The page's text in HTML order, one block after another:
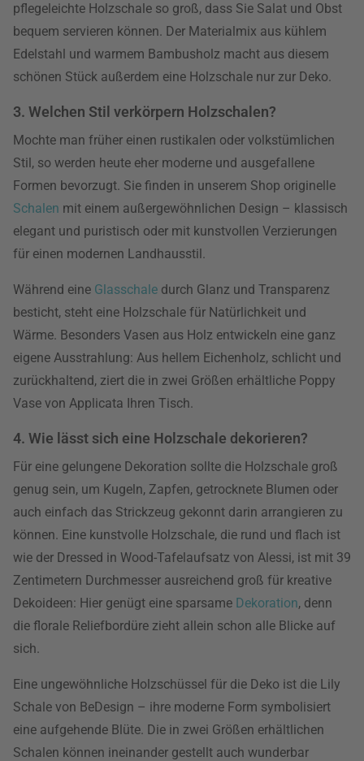
pflegeleichte Holzschale so groß, dass Sie Salat und Obst
bequem servieren können. Der Materialmix aus kühlem
Edelstahl und warmem Bambusholz macht aus diesem
schönen Stück außerdem eine Holzschale nur zur Deko.
3. Welchen Stil verkörpern Holzschalen?
Mochte man früher einen rustikalen oder volkstümlichen
Stil, so werden heute eher moderne und ausgefallene
Formen bevorzugt. Sie finden in unserem Shop originelle
Schalen mit einem außergewöhnlichen Design – klassisch
elegant und puristisch oder mit kunstvollen Verzierungen
für einen modernen Landhausstil.
Während eine Glasschale durch Glanz und Transparenz
besticht, steht eine Holzschale für Natürlichkeit und
Wärme. Besonders Vasen aus Holz entwickeln eine ganz
eigene Ausstrahlung: Aus hellem Eichenholz, schlicht und
zurückhaltend, ziert die in zwei Größen erhältliche Poppy
Vase von Applicata Ihren Tisch.
4. Wie lässt sich eine Holzschale dekorieren?
Für eine gelungene Dekoration sollte die Holzschale groß
genug sein, um Kugeln, Zapfen, getrocknete Blumen oder
auch einfach das Strickzeug gekonnt darin arrangieren zu
können. Eine kunstvolle Holzschale, die rund und flach ist
wie der Dressed in Wood-Tafelaufsatz von Alessi, ist mit 39
Zentimetern Durchmesser ausreichend groß für kreative
Dekoideen: Hier genügt eine sparsame Dekoration, denn
die florale Reliefbordüre zieht allein schon alle Blicke auf
sich.
Eine ungewöhnliche Holzschüssel für die Deko ist die Lily
Schale von BeDesign – ihre moderne Form symbolisiert
eine aufgehende Blüte. Die in zwei Größen erhältlichen
Schalen können ineinander gestellt auch wunderbar